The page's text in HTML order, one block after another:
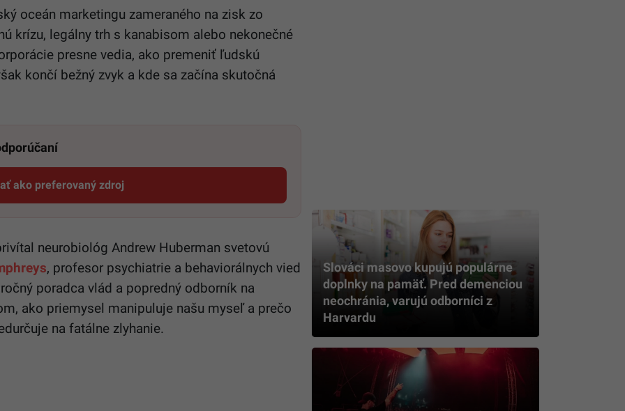
oceán marketingu zameraného na zisk zo
krízu, legálny trh s kanabisom alebo nekonečné
presne vedia, ako premeniť ľudskú
končí bežný zvyk a kde sa začína skutočná
ako preferovaný zdroj
Startitup, odkaz sa otvorí v novom okne
neurobiológ Andrew Huberman svetovú
, profesor psychiatrie a behaviorálnych vied
poradca vlád a popredný odborník na
ako priemysel manipuluje našu myseľ a prečo
na fatálne zlyhanie.
Slováci masovo kupujú populárne
doplnky na pamäť. Pred demenciou
neochránia, varujú odborníci z
Harvardu